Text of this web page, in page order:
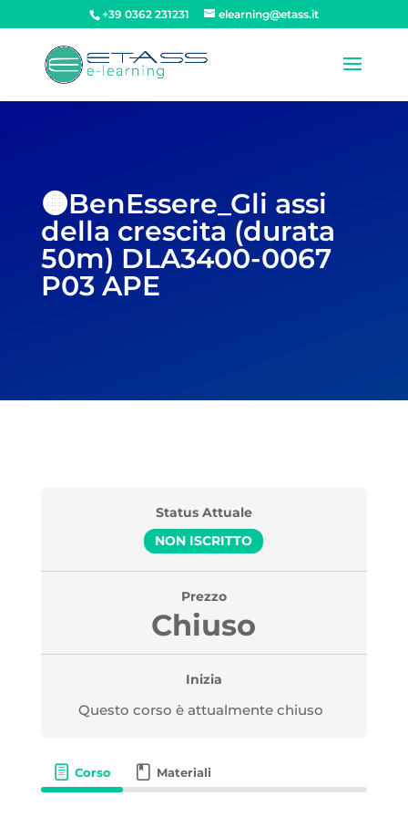
+39 0362 231231 elearning@etass.it
🟠BenEssere_Gli assi
della crescita (durata
50m) DLA3400-0067
P03 APE
Status Attuale
NON ISCRITTO
Prezzo
Chiuso
Inizia
Questo corso è attualmente chiuso
Corso Materiali